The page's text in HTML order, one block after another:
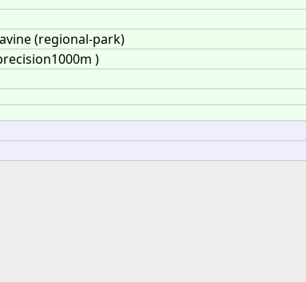
(regional-park)
)